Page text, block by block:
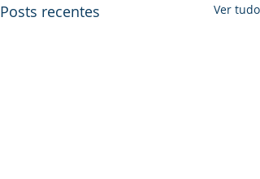
Posts recentes Ver tudo